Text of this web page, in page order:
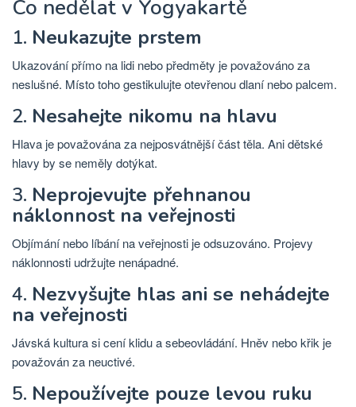
Co nedělat v Yogyakartě
1. Neukazujte prstem
Ukazování přímo na lidi nebo předměty je považováno za
neslušné. Místo toho gestikulujte otevřenou dlaní nebo palcem.
2. Nesahejte nikomu na hlavu
Hlava je považována za nejposvátnější část těla. Ani dětské
hlavy by se neměly dotýkat.
3. Neprojevujte přehnanou
náklonnost na veřejnosti
Objímání nebo líbání na veřejnosti je odsuzováno. Projevy
náklonnosti udržujte nenápadné.
4. Nezvyšujte hlas ani se nehádejte
na veřejnosti
Jávská kultura si cení klidu a sebeovládání. Hněv nebo křik je
považován za neuctivé.
5. Nepoužívejte pouze levou ruku